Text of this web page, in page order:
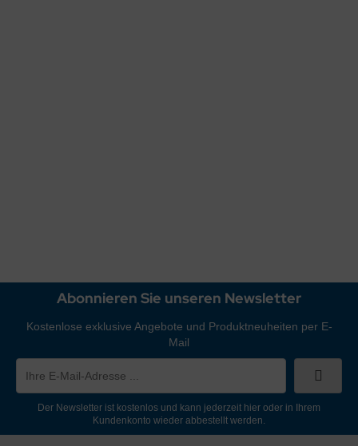
Abonnieren Sie unseren Newsletter
Kostenlose exklusive Angebote und Produktneuheiten per E-
Mail
Der Newsletter ist kostenlos und kann jederzeit hier oder in Ihrem
Kundenkonto wieder abbestellt werden.